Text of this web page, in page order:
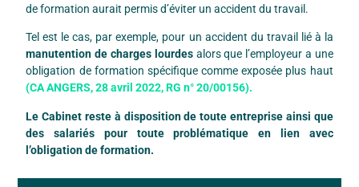
de formation aurait permis d’éviter un accident du travail.
Tel est le cas, par exemple, pour un accident du travail lié à la
manutention de charges lourdesalors que l’employeur a une
obligation de formation spécifique comme exposée plus haut
(CA ANGERS, 28 avril 2022, RG n° 20/00156).
Le Cabinet reste à disposition de toute entreprise ainsi que
des salariés pour toute problématique en lien avec
l’obligation de formation.